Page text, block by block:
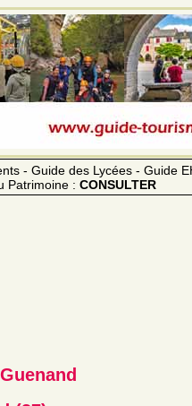
- Guide des Lycées - Guide
Patrimoine : CONSULTER